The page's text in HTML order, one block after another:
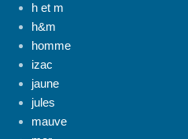
h et m
h&m
homme
izac
jaune
jules
mauve